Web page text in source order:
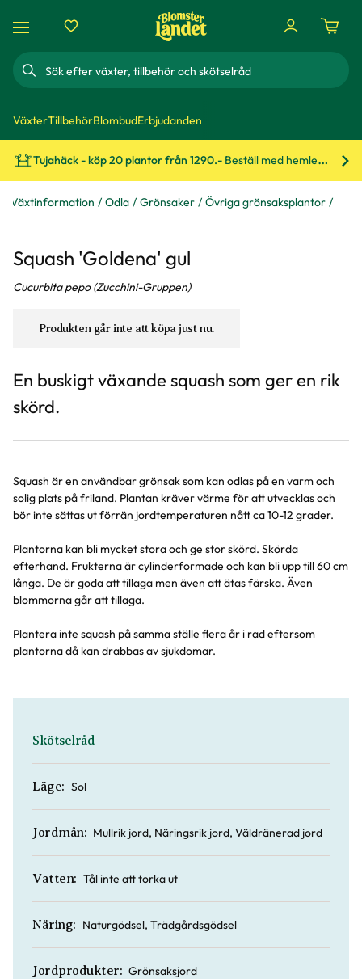
Sök
VäxterTillbehörBlombudErbjudanden
Tujahäck - köp 20 plantor från 1290.- Beställ med hemleverans!
Växtinformation Odla Grönsaker Övriga grönsaksplantor
Squash 'Goldena' gul
Cucurbita pepo (Zucchini-Gruppen)
Produkten går inte att köpa just nu.
En buskigt växande squash som ger en rik
skörd.
Squash är en användbar grönsak som kan odlas på en varm och
solig plats på friland. Plantan kräver värme för att utvecklas och
bör inte sättas ut förrän jordtemperaturen nått ca 10-12 grader.
Plantorna kan bli mycket stora och ge stor skörd. Skörda
efterhand. Frukterna är cylinderformade och kan bli upp till 60 cm
långa. De är goda att tillaga men även att ätas färska. Även
blommorna går att tillaga.
Plantera inte squash på samma ställe flera år i rad eftersom
plantorna då kan drabbas av sjukdomar.
Skötselråd
Läge: Sol
Jordmån: Mullrik jord, Näringsrik jord, Väldränerad jord
Vatten: Tål inte att torka ut
Näring: Naturgödsel, Trädgårdsgödsel
Jordprodukter: Grönsaksjord